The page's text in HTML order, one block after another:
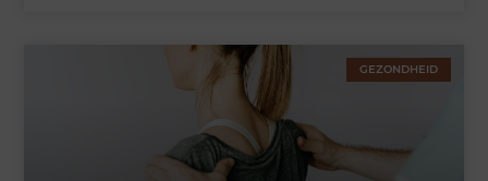
GEZONDHEID